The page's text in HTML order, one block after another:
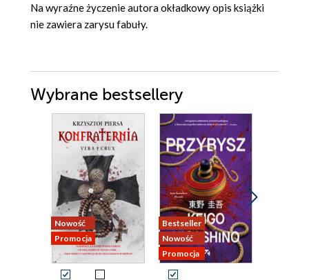
Na wyraźne życzenie autora okładkowy opis książki
nie zawiera zarysu fabuły.
Wybrane bestsellery
Nowość
Promocja
Bestseller
Nowość
Promocja